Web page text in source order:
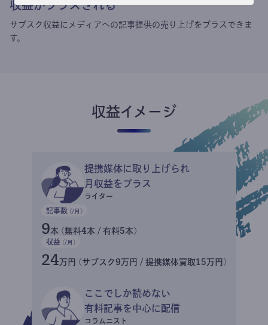
収益がプラスされる
サブスク収益にメディアへの記事提供の売り上げをプラスできま
す。
収益イメージ
提携媒体に取り上げられ
月収益をプラス
ライター
記事数 (/月)
9本 (無料4本 / 有料5本)
収益 (/月)
24万円 (サブスク9万円 / 提携媒体買取15万円)
ここでしか読めない
有料記事を中心に配信
コラムニスト